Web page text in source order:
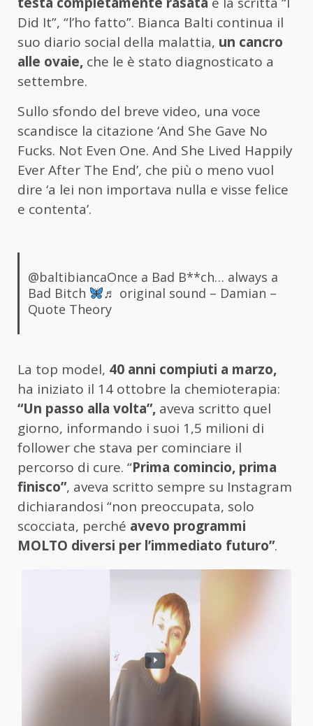
Did It”, “l’ho fatto”. Bianca Balti continua il
suo diario social della malattia, un cancro
alle ovaie, che le è stato diagnosticato a
settembre.
Sullo sfondo del breve video, una voce
scandisce la citazione ‘And She Gave No
Fucks. Not Even One. And She Lived Happily
Ever After The End’, che più o meno vuol
dire ‘a lei non importava nulla e visse felice
e contenta’.
@baltibiancaOnce a Bad B**ch… always a
Bad Bitch
♬ original sound – Damian –
Quote Theory
La top model, 40 anni compiuti a marzo,
ha iniziato il 14 ottobre la chemioterapia:
“Un passo alla volta”, aveva scritto quel
giorno, informando i suoi 1,5 milioni di
follower che stava per cominciare il
percorso di cure. “Prima comincio, prima
finisco”, aveva scritto sempre su Instagram
dichiarandosi “non preoccupata, solo
scocciata, perché avevo programmi
MOLTO diversi per l’immediato futuro”.